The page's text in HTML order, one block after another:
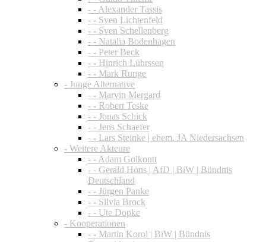
- - Alexander Tassis
- - Sven Lichtenfeld
- - Sven Schellenberg
- - Natalia Bodenhagen
- - Peter Beck
- - Hinrich Lührssen
- - Mark Runge
- Junge Alternative
- - Marvin Mergard
- - Robert Teske
- - Jonas Schick
- - Jens Schaefer
- - Lars Steinke | ehem. JA Niedersachsen
- Weitere Akteure
- - Adam Golkontt
- - Gerald Höns | AfD | BiW | Bündnis
Deutschland
- - Jürgen Panke
- - Silvia Brock
- - Ute Dopke
- Kooperationen
- - Martin Korol | BiW | Bündnis